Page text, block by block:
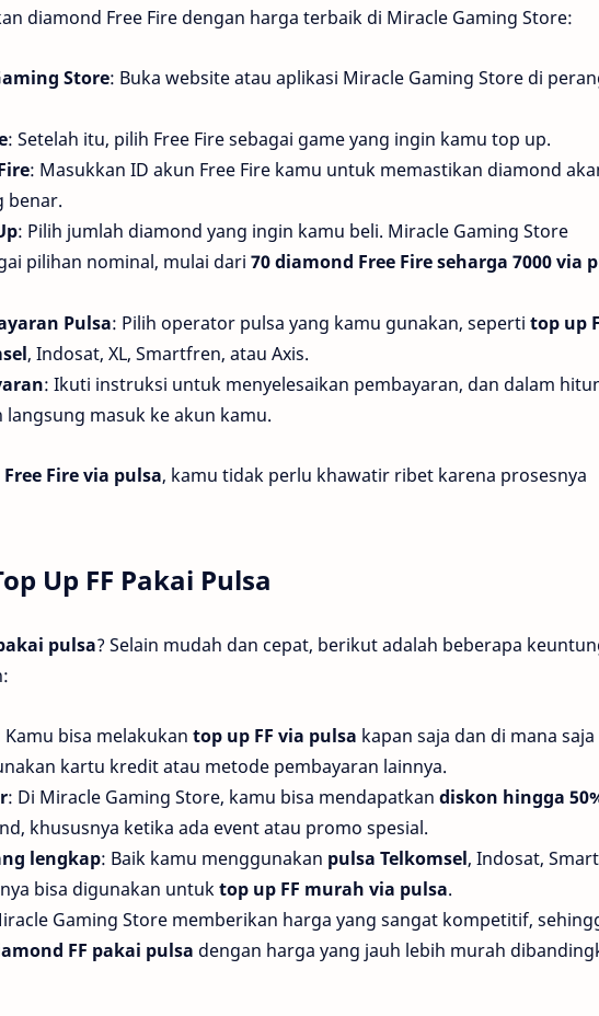
diamond Free Fire dengan harga terbaik di Miracle Gaming Store:
Store: Buka website atau aplikasi Miracle Gaming Store di
: Setelah itu, pilih Free Fire sebagai game yang ingin kamu top up.
: Masukkan ID akun Free Fire kamu untuk memastikan diamond
benar.
: Pilih jumlah diamond yang ingin kamu beli. Miracle Gaming Store
pilihan nominal, mulai dari 70 diamond Free Fire seharga 7000 via
Pulsa: Pilih operator pulsa yang kamu gunakan, seperti top up
, Indosat, XL, Smartfren, atau Axis.
: Ikuti instruksi untuk menyelesaikan pembayaran, dan dalam
masuk ke akun kamu.
Fire via pulsa, kamu tidak perlu khawatir ribet karena prosesnya
Up FF Pakai Pulsa
pulsa? Selain mudah dan cepat, berikut adalah beberapa
Kamu bisa melakukan top up FF via pulsa kapan saja dan di mana saja
kartu kredit atau metode pembayaran lainnya.
: Di Miracle Gaming Store, kamu bisa mendapatkan diskon hingga
khususnya ketika ada event atau promo spesial.
lengkap: Baik kamu menggunakan pulsa Telkomsel, Indosat,
bisa digunakan untuktop up FF murah via pulsa.
Gaming Store memberikan harga yang sangat kompetitif,
FF pakai pulsa dengan harga yang jauh lebih murah